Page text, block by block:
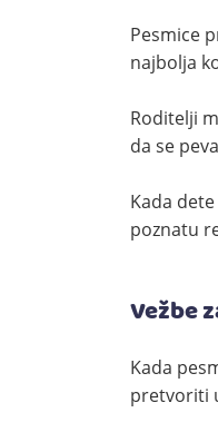
Pesmice
najbolja
Roditelji
da se
Kada
poznatu
Vežbe
Kada
pretvoriti